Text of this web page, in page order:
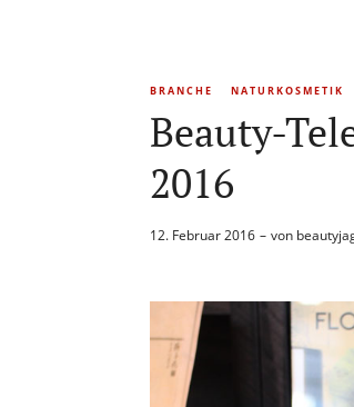
BRANCHE NATURKOSMETIK
Beauty-
2016
12. Februar 2016 von